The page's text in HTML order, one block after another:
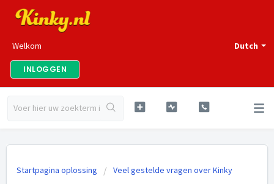
Dutch
Welkom
INLOGGEN
Startpagina oplossing Veel gestelde vragen over Kinky